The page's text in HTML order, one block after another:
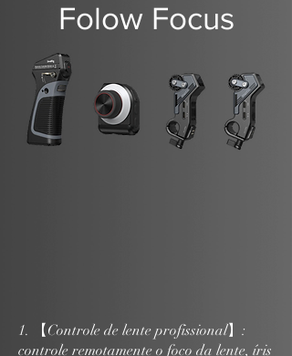
Folow Focus
1. 【Controle de lente profissional】:
controle remotamente o foco da lente, íris